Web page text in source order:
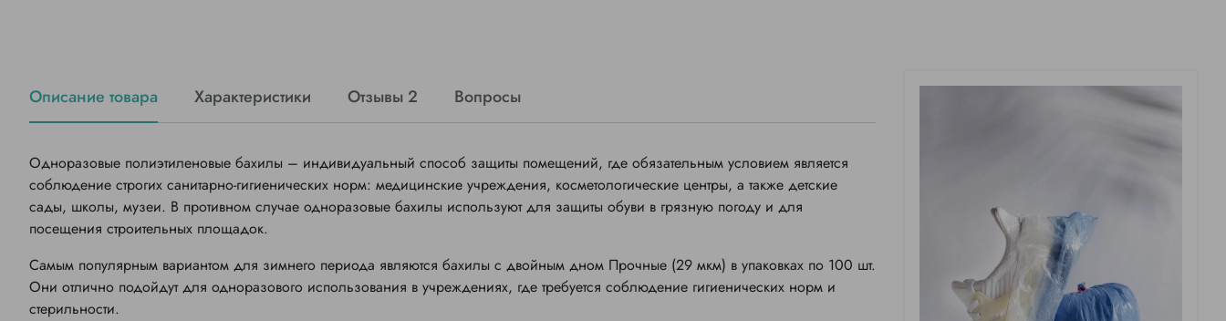
Описание товара Характеристики Отзывы 2 Вопросы
Одноразовые полиэтиленовые бахилы – индивидуальный способ защиты помещений, где обязательным условием является
соблюдение строгих санитарно-гигиенических норм: медицинские учреждения, косметологические центры, а также детские
сады, школы, музеи. В противном случае одноразовые бахилы используют для защиты обуви в грязную погоду и для
посещения строительных площадок.
Самым популярным вариантом для зимнего периода являются бахилы с двойным дном Прочные (29 мкм) в упаковках по 100 шт.
Они отлично подойдут для одноразового использования в учреждениях, где требуется соблюдение гигиенических норм и
стерильности.